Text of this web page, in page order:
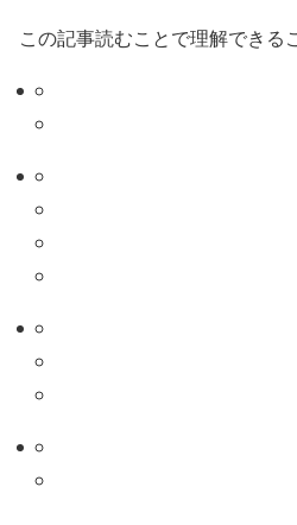
この記事読むことで理解できる